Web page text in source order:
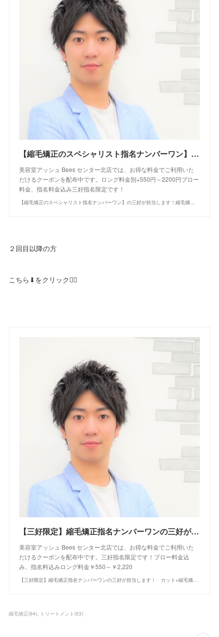
【縮毛矯正のスペシャリスト指名ナンバーワン】の三好が担当します！縮毛矯正+カット+シャンプ―｜クーポン・メニュー｜Bees センター北店｜ヘアサロン・美容院｜Ash オフィシャルサイト
美容室アッシュ Bees センター北店では、お得な料金でご利用いた
だけるクーポンを配布中です。ロング料金別+550円～2200円ブロー
料金、指名料金込み三好指名限定です！
【縮毛矯正のスペシャリスト指名ナンバーワン】の三好が担当します！縮毛矯正+カット+シャンプ―｜クーポン・メニュー｜Bees センター北店｜ヘアサロン・美容院｜Ash オフィシャルサイト
２回目以降の方
こちら⬇︎をクリック🙆‍♀️
【三好限定】縮毛矯正指名ナンバーワンの三好が担当します！ カット+縮毛矯正+シャンプー｜クーポン・メニュー｜Bees センター北店｜ヘアサロン・美容院｜Ash オフィシャルサイト
美容室アッシュ Bees センター北店では、お得な料金でご利用いた
だけるクーポンを配布中です。三好指名限定です！ブロー料金込
み、指名料込みロング料金￥550～￥2,220
【三好限定】縮毛矯正指名ナンバーワンの三好が担当します！ カット+縮毛矯正+シャンプー｜クーポン・メニュー｜Bees センター北店｜ヘアサロン・美容院｜Ash オフィシャルサイト
縮毛矯正(94) トリートメント (53)